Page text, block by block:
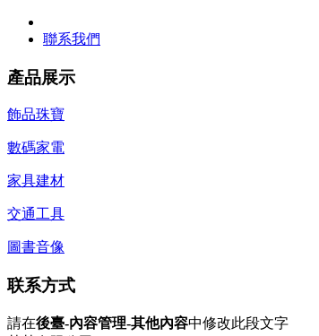
聯系我們
產品展示
飾品珠寶
數碼家電
家具建材
交通工具
圖書音像
联系方式
請在後臺-內容管理-其他內容中修改此段文字